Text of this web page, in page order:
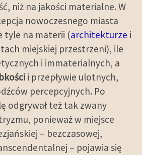
niż na jakości materialne. W
nowoczesnego miasta
tyle na materii (architekturze i
miejskiej przestrzeni), ile
i immaterialnych, a
i przepływie ulotnych,
percepcyjnych. Po
odgrywał też tak zwany
ponieważ w miejsce
– bezczasowej,
– pojawia się